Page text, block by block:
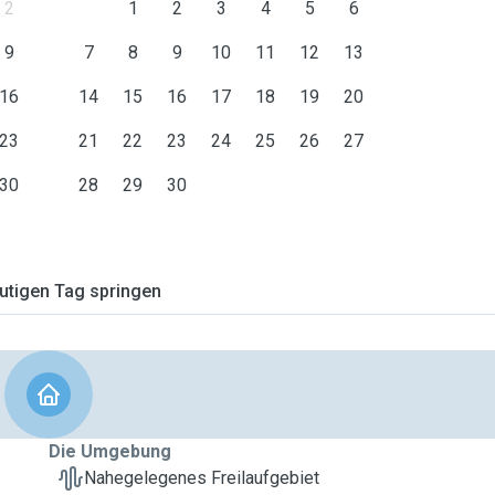
2
9
16
23
30
1 2 3 4 5 6
7 8 9 10 11 12 13
14 15 16 17 18 19 20
21 22 23 24 25 26 27
28 29 30
Tag springen
Die Umgebung
Nahegelegenes Freilaufgebiet